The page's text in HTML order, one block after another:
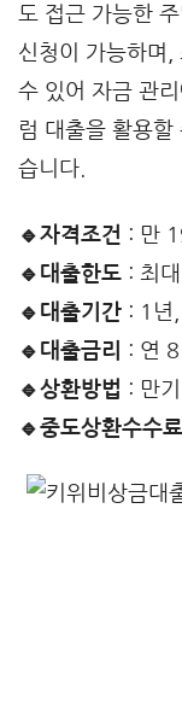
도 접근 가능한
신청이 가능하며,
수 있어 자금 관
럼 대출을 활용
습니다.
🔹자격조건 : 만
🔹대출한도 : 최
🔹대출기간 : 1년
🔹대출금리
: 연
🔹상환방법 : 만
🔹중도상환수수료